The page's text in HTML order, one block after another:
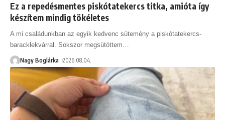
Ez a repedésmentes piskótatekercs titka, amióta így
készítem mindig tökéletes
A mi családunkban az egyik kedvenc sütemény a piskótatekercs-
baracklekvárral. Sokszor megsütöttem…
Nagy Boglárka 2026.08.04.